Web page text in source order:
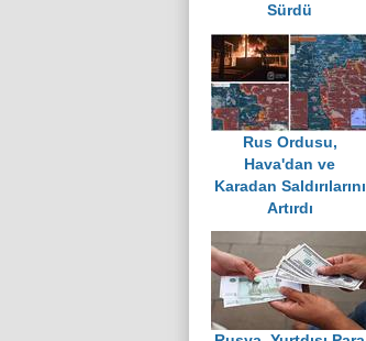
Sürdü
Rus Ordusu,
Hava'dan ve
Karadan Saldırılarını
Artırdı